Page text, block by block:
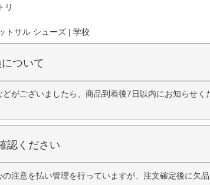
リ
トサル シューズ | 学校
ついて
がございましたら、商品到着後7日以内にお知らせく
認ください
注意を払い管理を行っていますが、注文確定後に欠